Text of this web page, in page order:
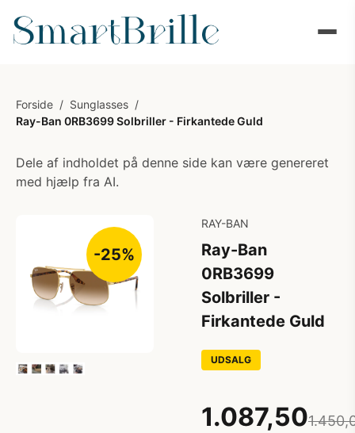
Forside / Sunglasses /
Ray-Ban 0RB3699 Solbriller - Firkantede Guld
Dele af indholdet på denne side kan være genereret
med hjælp fra AI.
-25%
RAY-BAN
Ray-Ban
0RB3699
Solbriller -
Firkantede Guld
UDSALG
1.087,50